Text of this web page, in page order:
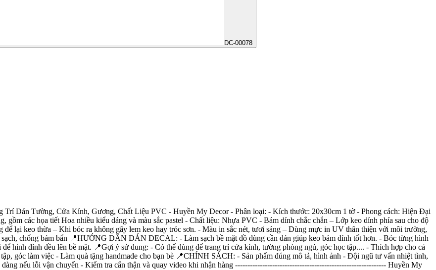
DC-00078
Dán Tường, Cửa Kính, Gương, Chất Liệu PVC - Huyền My Decor - Phân loại: - Kích thước: 20x30cm 1 tờ - Phong cách: Hiện Đại
các họa tiết Hoa nhiều kiểu dáng và màu sắc pastel - Chất liệu: Nhựa PVC - Bám dính chắc chắn – Lớp keo dính phía sau cho độ
lại keo thừa – Khi bóc ra không gây lem keo hay tróc sơn. - Màu in sắc nét, tươi sáng – Dùng mực in UV thân thiện với môi trường,
chống bám bẩn 📍HƯỚNG DẪN DÁN DECAL: - Làm sạch bề mặt đồ dùng cần dán giúp keo bám dính tốt hơn. - Bóc từng hình
hình dính đều lên bề mặt. 📍Gợi ý sử dung: - Có thể dùng để trang trí cửa kính, tường phòng ngủ, góc học tập.... - Thích hợp cho cả
góc làm việc - Làm quà tặng handmade cho bạn bè 📍CHÍNH SÁCH: - Sản phẩm đúng mô tả, hình ảnh - Đội ngũ tư vấn nhiệt tình,
nếu lỗi vận chuyển - Kiểm tra cẩn thận và quay video khi nhận hàng ------------------------------------------------------------- Huyền My